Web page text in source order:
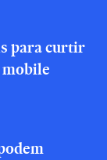
para curtir
mobile